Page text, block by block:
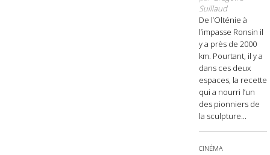
Suillaud
De l’Olténie à
l’impasse Ronsin il
y a près de 2000
km. Pourtant, il y a
dans ces deux
espaces, la recette
qui a nourri l’un
des pionniers de
la sculpture...
CINÉMA